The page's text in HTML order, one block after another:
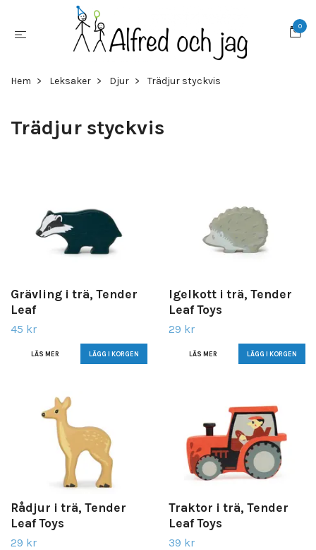
0
Hem Leksaker Djur Trädjur styckvis
Trädjur styckvis
Grävling i trä, Tender
Leaf
45 kr
LÄS MER
Igelkott i trä, Tender
Leaf Toys
29 kr
LÄS MER
Rådjur i trä, Tender
Leaf Toys
29 kr
Traktor i trä, Tender
Leaf Toys
39 kr